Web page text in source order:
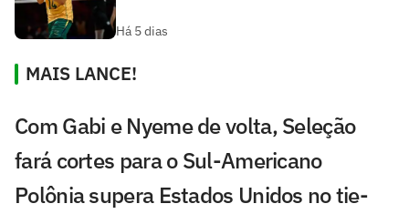
Há 5 dias
MAIS LANCE!
Com Gabi e Nyeme de volta, Seleção
fará cortes para o Sul-Americano
Polônia supera Estados Unidos no tie-